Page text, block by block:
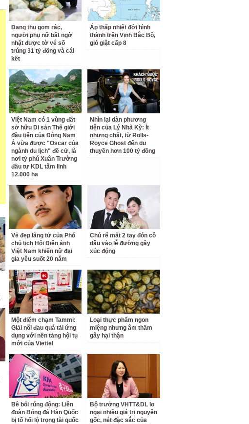
Đang thu gom rác,
người phụ nữ bất ngờ
nhặt được tờ vé số
trúng 31 tỷ đồng và cái
kết
Áp thấp nhiệt đới hình
thành trên Vịnh Bắc Bộ,
gió giật cấp 8
Việt Nam có 1 vùng đất
sở hữu Di sản Thế giới
đầu tiên của Đông Nam
Á vừa được "Oscar của
ngành du lịch" đề cử, là
nơi tỷ phú Xuân Trường
đầu tư KDL tâm linh
12.000 ha
Nhìn lại dàn phương
tiện của Lý Nhã Kỳ: Ít
nhưng chất, từ Rolls-
Royce Ghost đến du
thuyền hơn 100 tỷ đồng
Vẻ đẹp lãng tử của Phó
chủ tịch Hội Điện ảnh
Việt Nam khiến nữ đại
gia yêu suốt 20 năm
Chú rể mất 2 tay đón cô
dâu vào lễ đường gây
xúc động
Một điểm chạm Tammi:
Giải nỗi đau quá tải ứng
dụng với nền tảng hội tụ
mới của Viettel
Loại thực phẩm ngon
miệng nhưng âm thầm
gây hại thận
Bê bối rúng động: Liên
đoàn Bóng đá Hàn Quốc
bị tố hối lộ trọng tài quốc
Bộ trưởng VHTT&DL lo
ngại nhiều giá trị nguyên
gốc, nét đặc sắc của